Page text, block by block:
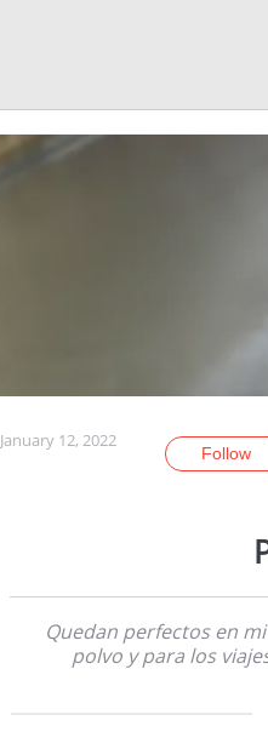
January 12, 2022
Follow
Quedan perfectos en
polvo y para los